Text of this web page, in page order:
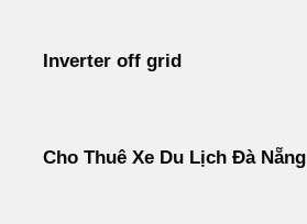
Inverter off grid
Cho Thuê Xe Du Lịch Đà Nẵng